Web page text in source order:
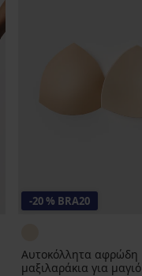
-20 % BRA20
Αυτοκόλλητα αφρώδη
μαξιλαράκια για μαγιό